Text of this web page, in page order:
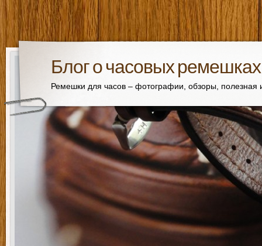
Блог о часовых ремешках
Ремешки для часов – фотографии, обзоры,